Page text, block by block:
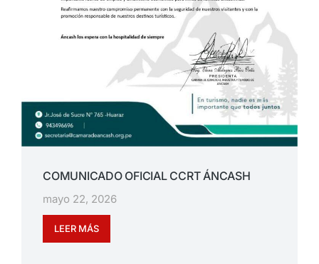
COMUNICADO OFICIAL CCRT ÁNCASH
mayo 22, 2026
LEER MÁS